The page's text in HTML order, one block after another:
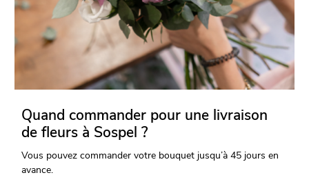
Quand commander pour une livraison
de fleurs à Sospel ?
Vous pouvez commander votre bouquet jusqu’à 45 jours en
avance.